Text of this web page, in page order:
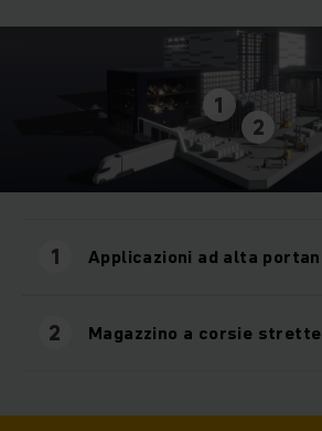
1
2
1 Applicazioni ad alta
2 Magazzino a corsie strette